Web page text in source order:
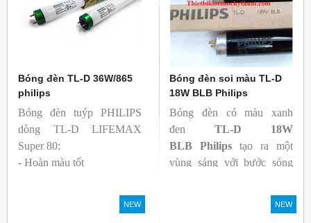
Bóng đèn TL-D 36W/865
philips
Bóng đèn tuýp PHILIPS
dòng TL-D LIFEMAX
Super 80:
- Hoàn màu tốt
cả ban đầu và trong suốt
tuổi thọ của bóng đèn, với
Bóng đèn soi màu TL-D
18W BLB Philips
Bóng đèn có màu xanh
đen TL-D 18W
BLB
Philips tạo ra một
vùng sáng với bước sóng
sắc trực quan. Giúp người
dùng có thể phát hiện và
NEW NEW